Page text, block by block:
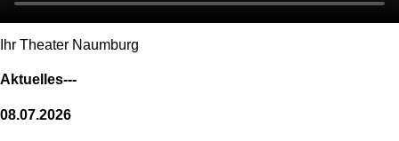
Ihr Theater Naumburg
Aktuelles---
08.07.2026